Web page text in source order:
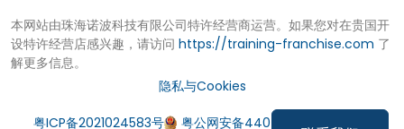
本网站由珠海诺波科技有限公司特许经营商运营。如果您对在贵国开
设特许经营店感兴趣，请访问 https://training-franchise.com 了
解更多信息。
隐私与Cookies
粤ICP备2021024583号 粤公网安备44049002000972号